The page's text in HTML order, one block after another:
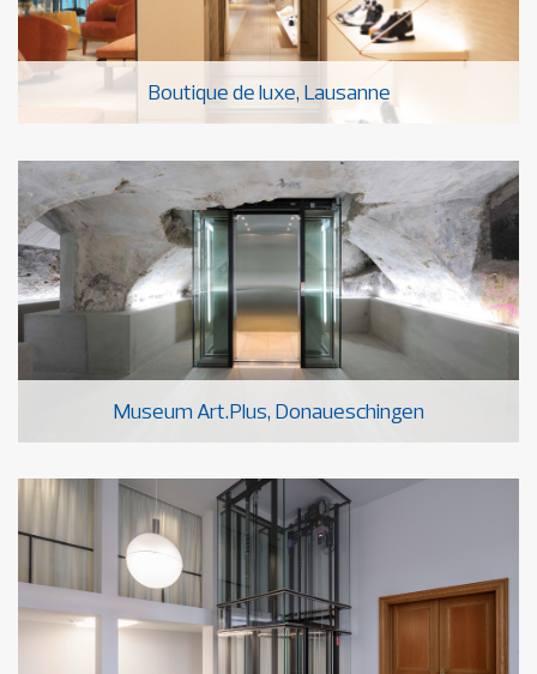
Boutique de luxe, Lausanne
Museum Art.Plus, Donaueschingen